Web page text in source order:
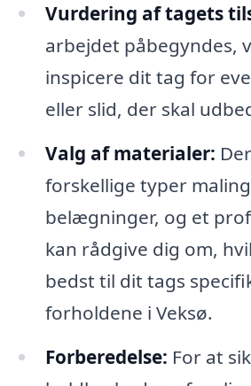
Vurdering af tagets
arbejdet påbegyndes,
inspicere dit tag for
eller slid, der skal
Valg af materialer:
forskellige typer
belægninger, og et
kan rådgive dig om,
bedst til dit tags
forholdene i Veksø.
Forberedelse: For at